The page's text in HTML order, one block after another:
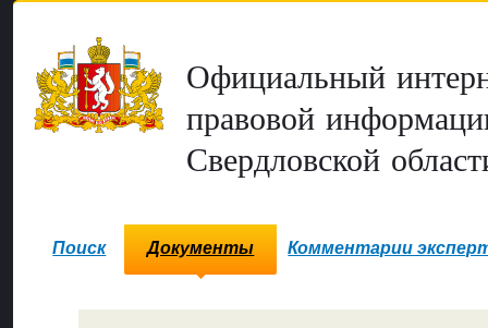
Официальный
правовой
Свердловской
Поиск Документы Комментарии